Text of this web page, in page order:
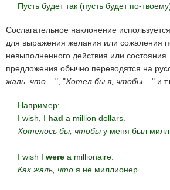
Пусть будет так (пусть будет по-
Сослагательное наклонение
для выражения желания или сожаления
невыполненного действия или
предложения обычно переводятся на
жаль, что ... ", "Хотел бы я, чтобы ... " и
Например:
I wish, I had a million dollars.
Хотелось бы, чтобы у меня был
I wish I were a millionaire.
Как жаль, что я не миллионер.